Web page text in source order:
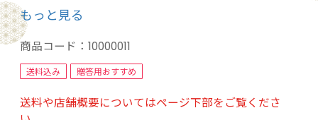
赤身が特徴的です。
大阪堺市で創業110年精肉店を営む”やまさん阪
本商店”の国産黒毛和牛やまさん牛の美味しさを
是非ご堪能下さい。
もっと見る
商品コード： 10000011
送料込み 贈答用おすすめ
送料や店舗概要についてはページ下部をご覧くださ